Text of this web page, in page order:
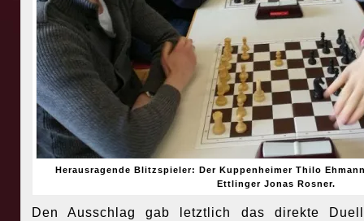
Herausragende Blitzspieler: Der Kuppenheimer Thilo
Ettlinger Jonas Rosner.
Den Ausschlag gab letztlich das direkte